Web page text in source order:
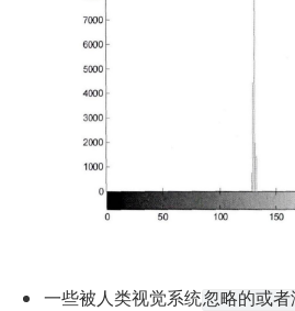
一些被人类视觉系统忽略的或